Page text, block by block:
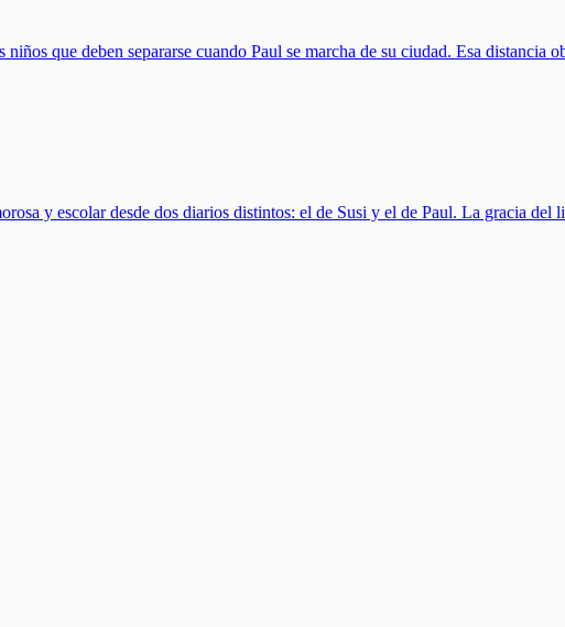
que deben separarse cuando Paul se marcha de su ciudad. Esa distancia
y escolar desde dos diarios distintos: el de Susi y el de Paul. La gracia del